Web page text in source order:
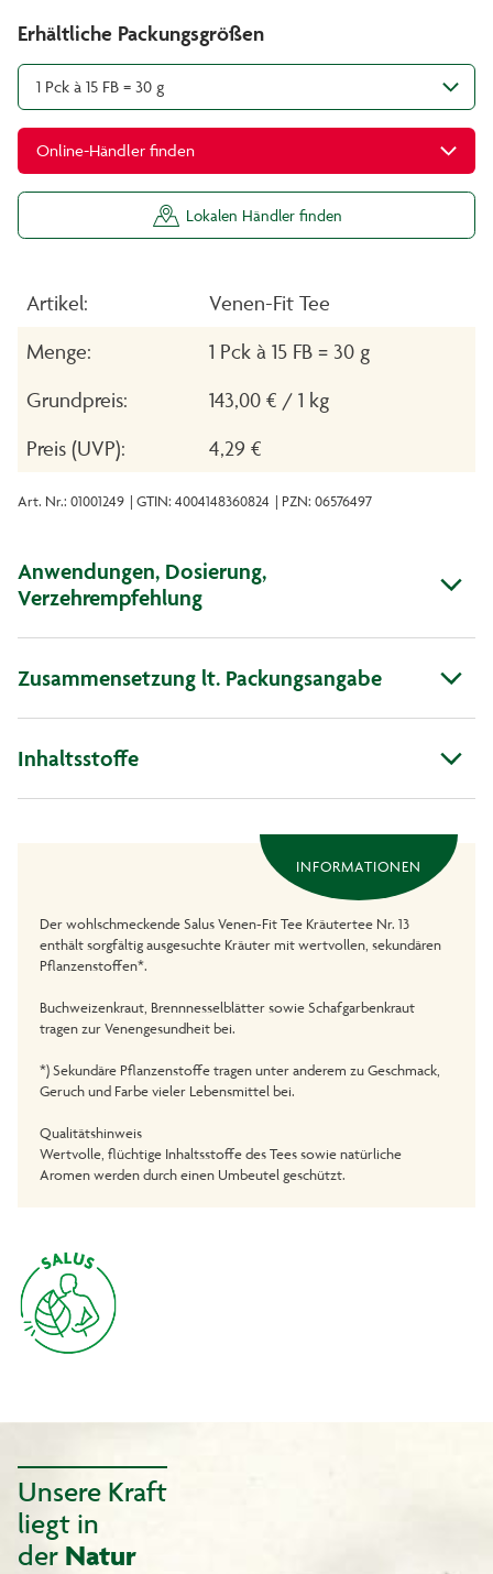
Erhältliche Packungsgrößen
1 Pck à 15 FB = 30 g
Online-Händler finden
Lokalen Händler finden
Artikel:
Venen-Fit Tee
Menge:
1 Pck à 15 FB = 30 g
Grundpreis:
143,00 € / 1 kg
Preis (UVP):
4,29 €
Art. Nr.: 01001249 | GTIN: 4004148360824 | PZN: 06576497
Anwendungen, Dosierung,
Verzehrempfehlung
Zusammensetzung lt. Packungsangabe
Inhaltsstoffe
INFORMATIONEN
Der wohlschmeckende Salus Venen-Fit Tee Kräutertee Nr. 13
enthält sorgfältig ausgesuchte Kräuter mit wertvollen, sekundären
Pflanzenstoffen*.
Buchweizenkraut, Brennnesselblätter sowie Schafgarbenkraut
tragen zur Venengesundheit bei.
*) Sekundäre Pflanzenstoffe tragen unter anderem zu Geschmack,
Geruch und Farbe vieler Lebensmittel bei.
Qualitätshinweis
Wertvolle, flüchtige Inhaltsstoffe des Tees sowie natürliche
Aromen werden durch einen Umbeutel geschützt.
Unsere Kraft
liegt in
der Natur